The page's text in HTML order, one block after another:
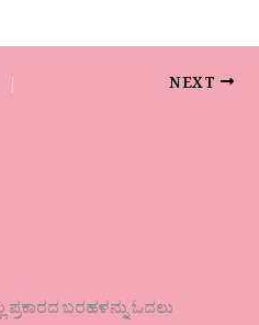
NEXT
ಬರಹಳನ್ನು ಓದಲು